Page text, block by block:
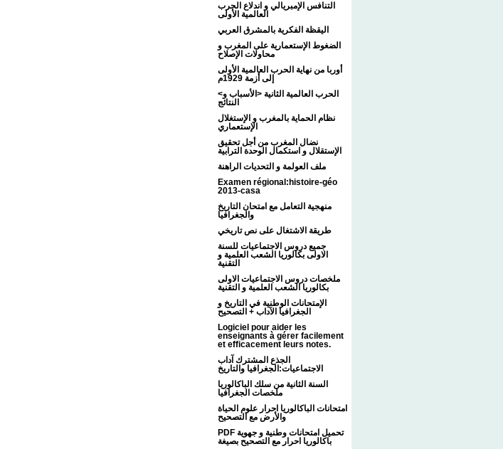
التنافس الإمبريالي و اندلاع الحرب
العالمية الأولى
اليقظة الفكرية بالمشرق العربي
الضغوط الإستعمارية على المغرب و
محاولات الإصلاح
أوربا من نهاية الحرب العالمية الأولى
إلى أزمة 1929م
<الحرب العالمية الثانية <الأسباب و
النتائج
نظام الحماية بالمغرب و الإستغلال
الإستعماري
نضال المغرب من أجل تحقيق
الإستقلال و استكمال الوحدة الترابية
ملف العولمة و التحديات الراهنة
Examen régional:histoire-géo
2013-casa
منهجية التعامل مع امتحان التاريخ
والجغرافيا
طريقة الاشتغال على نص تاريخي
جميع دروس الاجتماعيات للسنة
الاولى بكالوريا الشعب العلمية و
التقنية
ملخصات دروس الاجتماعيات الاولى
بكالوريا الشعب العلمية و التقنية
الإمتحانات الوطنية في التاريخ و
الجغرافيا الآداب + التصحيح
Logiciel pour aider les
enseignants à gérer facilement
et efficacement leurs notes.
الجذع المشترك آداب
الاجتماعيات:الجغرافيا والتاريخ
السنة الثانية من سلك الباكالوريا
ملخصات الجغرافيا
امتحانات الباكالوريا احرار علوم الحياة
والأرض مع التصحيح
PDF تحميل امتحانات وطنية و جهوية
باكالوريا احرار مع التصحيح بصيغة